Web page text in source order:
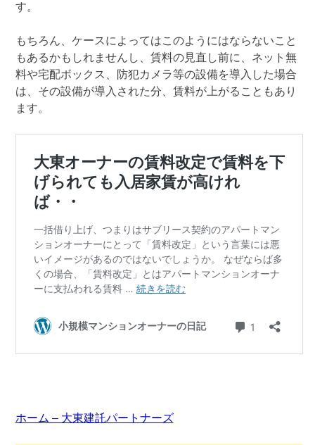
す。
もちろん、ケースによってはこのようにはならないこと
もあるかもしれませんし、賃料の見直し前に、ネット無
料や宅配ボックス、防犯カメラ等の設備を導入した場合
は、その設備が導入された分、賃料が上がることもあり
ます。
ホーム – 大東建託パートナーズ